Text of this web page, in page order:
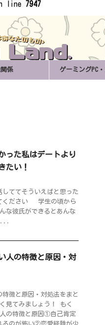
line 7947
係 ゲーミングPC
った私はデートより
たい！
ててそういえばと思った
ください 学生の頃から
な彼氏ができるとあんな
...
人の特徴と原因・対
徴と原因・対処法をまと
見てみましょう！ もく
の特徴と原因①自己肯定